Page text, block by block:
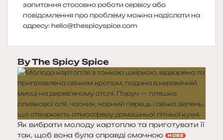
запитання стосовно роботи сервісу або
повідомлення про проблему можна надіслати на
адресу: hello@thespicyspice.com
By The Spicy Spice
Як вибрати молоду картоплю та приготувати її
так, щоб вона була справді смачною
НОВЕ